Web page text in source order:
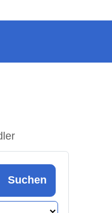
Suchen